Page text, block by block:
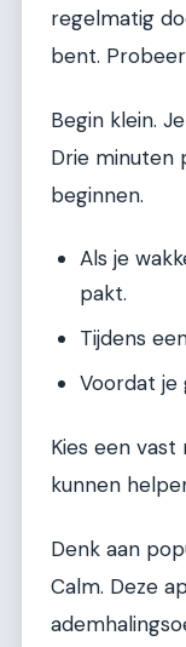
regelmatig
bent.
Begin klein.
Drie minuten
beginnen.
Als je
pakt.
Tijdens
Voordat je
Kies een
kunnen
Denk aan
Calm. Deze